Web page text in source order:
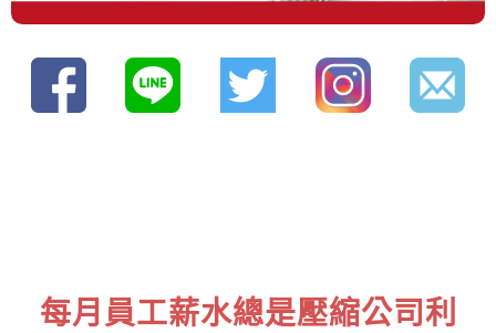
每月員工薪水總是壓縮公司利